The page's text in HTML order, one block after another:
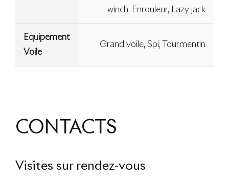
winch, Enrouleur, Lazy jack
Equipement
Voile
Grand voile, Spi, Tourmentin
CONTACTS
Visites sur rendez-vous